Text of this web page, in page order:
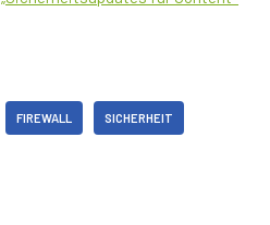
FIREWALL SICHERHEIT